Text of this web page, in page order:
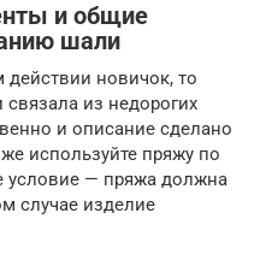
и общие
шали
действии новичок, то
из недорогих
и описание сделано
используйте пряжу по
условие — пряжа должна
случае изделие